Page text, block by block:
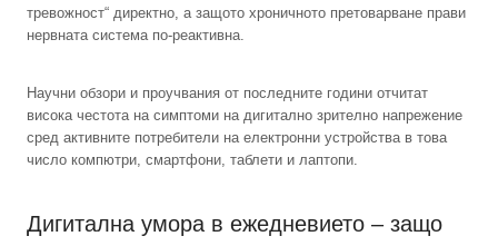
тревожност“ директно, а защото хроничното претоварване прави
нервната система по-реактивна.
Научни обзори и проучвания от последните години отчитат
висока честота на симптоми на дигитално зрително напрежение
сред активните потребители на електронни устройства в това
число компютри, смартфони, таблети и лаптопи.
Дигитална умора в ежедневието – защо